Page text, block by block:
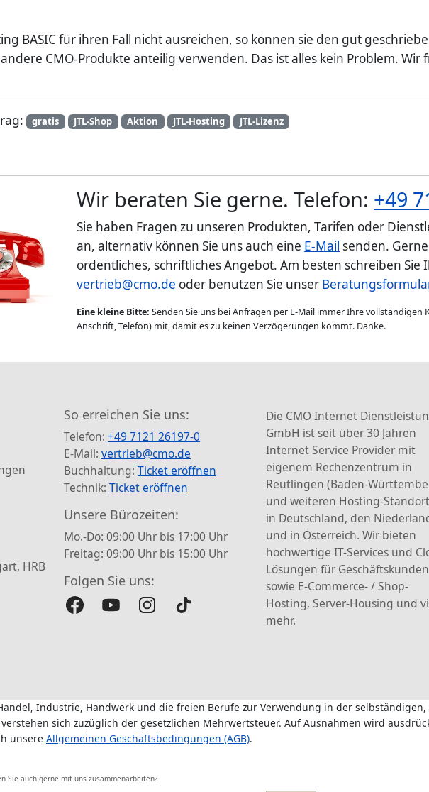
BASIC für ihren Fall nicht ausreichen, so können sie den gut
CMO-Produkte anteilig verwenden. Das ist alles kein Problem. Wir
gratis JTL-Shop Aktion JTL-Hosting JTL-Lizenz
Wir beraten Sie gerne. Telefon: +49
Sie haben Fragen zu unseren Produkten, Tarifen oder
an, alternativ können Sie uns auch eine E-Mail senden.
ordentliches, schriftliches Angebot. Am besten schreiben
vertrieb@cmo.de oder benutzen Sie unser
Eine kleine Bitte: Senden Sie uns bei Anfragen per E-Mail immer Ihre
Anschrift, Telefon) mit, damit es zu keinen Verzögerungen kommt. Danke.
HRB
So erreichen Sie uns:
Telefon: +49 7121 26197-0
E-Mail: vertrieb@cmo.de
Buchhaltung: Ticket eröffnen
Technik: Ticket eröffnen
Unsere Bürozeiten:
Mo.-Do: 09:00 Uhr bis 17:00 Uhr
Freitag: 09:00 Uhr bis 15:00 Uhr
Folgen Sie uns:
Die CMO Internet
GmbH ist seit über 30 Jahren
Internet Service Provider mit
eigenem Rechenzentrum in
Reutlingen (Baden-
und weiteren Hosting-
in Deutschland, den
und in Österreich. Wir bieten
hochwertige IT-Services und
Lösungen für Geschäftskunden
sowie E-Commerce- / Shop-
Hosting, Server-Housing und
mehr.
Industrie, Handwerk und die freien Berufe zur Verwendung in der
sich zuzüglich der gesetzlichen Mehrwertsteuer. Auf Ausnahmen wird
unsere Allgemeinen Geschäftsbedingungen (AGB).
Sie auch gerne mit uns zusammenarbeiten?